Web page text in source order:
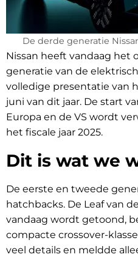
De derde generatie
Nissan heeft vandaag het
generatie van de
volledige presentatie van
juni van dit jaar. De start
Europa en de VS wordt
het fiscale jaar 2025.
Dit is wat we
De eerste en tweede
hatchbacks. De Leaf van
vandaag wordt getoond,
compacte crossover-
veel details en meldde